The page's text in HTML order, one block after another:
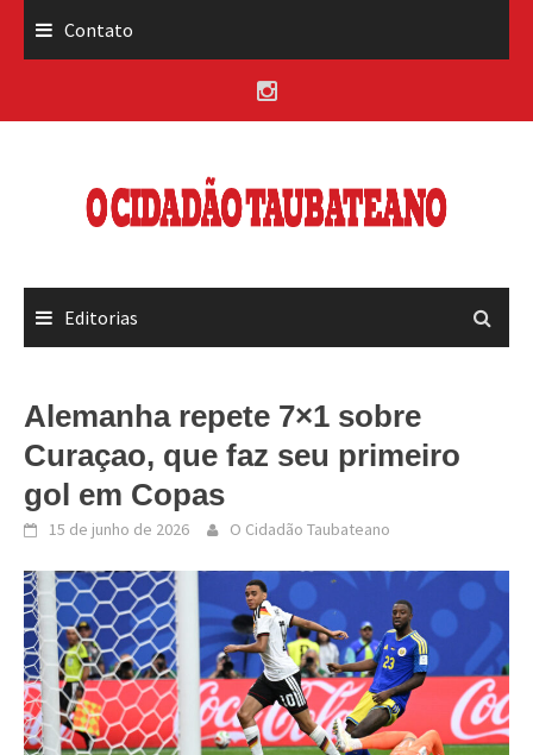
Contato
Editorias
Alemanha repete 7×1 sobre
Curaçao, que faz seu primeiro
gol em Copas
15 de junho de 2026 O Cidadão Taubateano